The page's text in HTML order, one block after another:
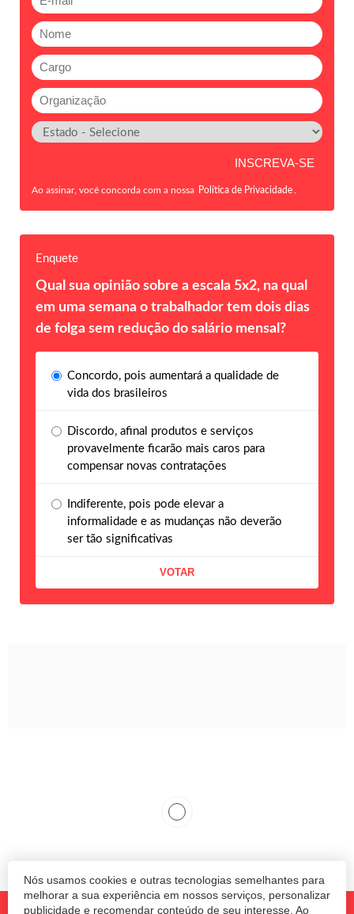
Nós usamos cookies e outras tecnologias semelhantes para
melhorar a sua experiência em nossos serviços, personalizar
publicidade e recomendar conteúdo de seu interesse. Ao
Ao assinar, você concorda com a nossa Política de Privacidade
Enquete
Qual sua opinião sobre a escala 5x2, na qual
em uma semana o trabalhador tem dois dias
de folga sem redução do salário mensal?
Concordo, pois aumentará a qualidade de
vida dos brasileiros
Discordo, afinal produtos e serviços
provavelmente ficarão mais caros para
compensar novas contratações
Indiferente, pois pode elevar a
informalidade e as mudanças não deverão
ser tão significativas